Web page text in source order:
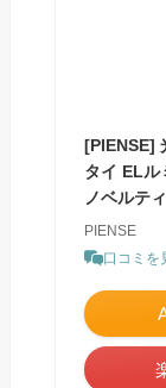
[PIENSE]
タイ ELル
ノベルテ
PIENSE
口コミを